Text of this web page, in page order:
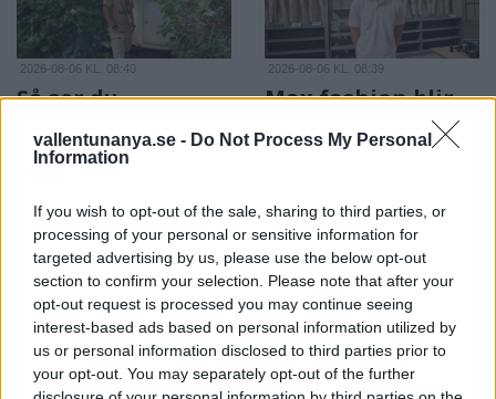
vallentunanya.se - Do Not Process My Personal
Information
If you wish to opt-out of the sale, sharing to third parties, or
processing of your personal or sensitive information for
targeted advertising by us, please use the below opt-out
section to confirm your selection. Please note that after your
opt-out request is processed you may continue seeing
interest-based ads based on personal information utilized by
us or personal information disclosed to third parties prior to
your opt-out. You may separately opt-out of the further
2026-08-06 KL. 08:40
Så ser du
partiella
Astrofotografen och
Vallentunabon Per-Magnus
Hedén tipsar
2026-08-06 KL. 08:39
Max fashion blir
kvar i Vallentuna
centrum
utförsäljning – öppnar upp
butiken igen i augusti